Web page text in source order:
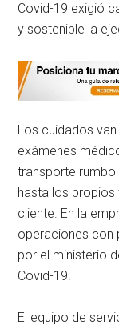
Covid-19 exigió
y sostenible la
Los cuidados
exámenes
transporte rumbo
hasta los
cliente. En la
operaciones con
por el ministerio
Covid-19.
El equipo de